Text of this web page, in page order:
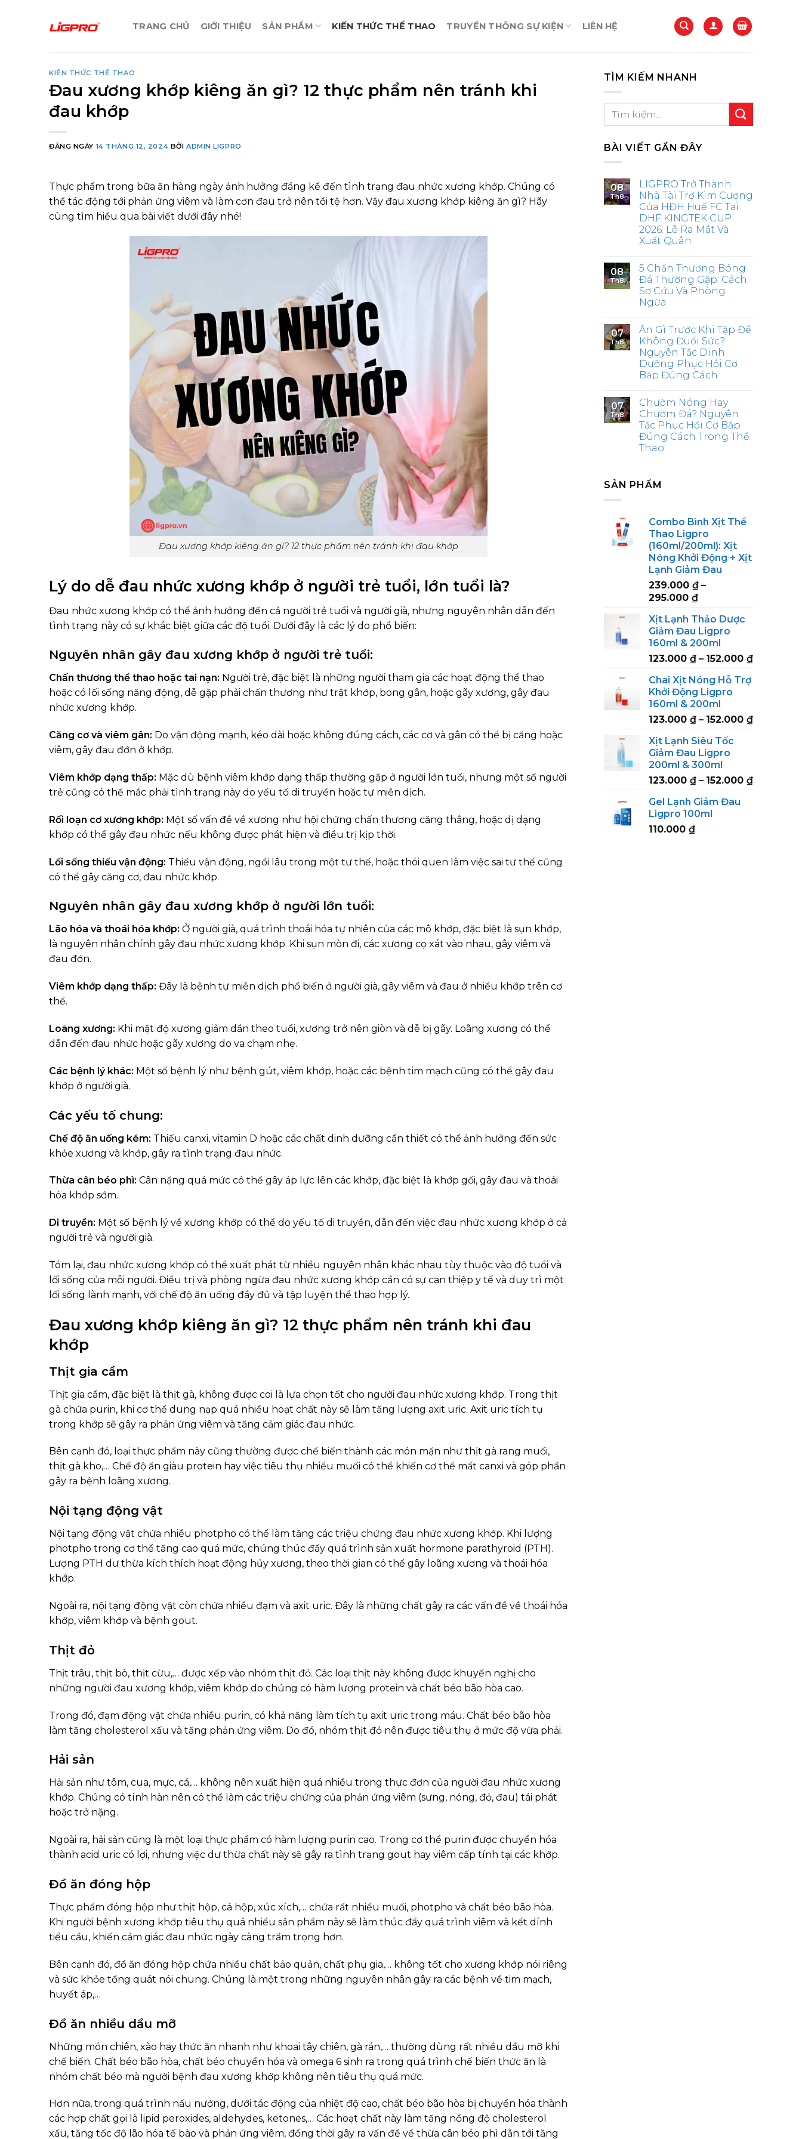
TRANG CHỦ GIỚI THIỆU SẢN PHẨM KIẾN THỨC THỂ THAO TRUYỀN THÔNG SỰ KIỆN LIÊN HỆ
KIẾN THỨC THỂ THAO
Đau xương khớp kiêng ăn gì? 12 thực phẩm nên tránh khi
đau khớp
ĐĂNG NGÀY 14 THÁNG 12, 2024 BỞI ADMIN LIGPRO
Thực phẩm trong bữa ăn hàng ngày ảnh hưởng đáng kể đến tình trạng đau nhức xương khớp. Chúng có
thể tác động tới phản ứng viêm và làm cơn đau trở nên tồi tệ hơn. Vậy đau xương khớp kiêng ăn gì? Hãy
cùng tìm hiểu qua bài viết dưới đây nhé!
Đau xương khớp kiêng ăn gì? 12 thực phẩm nên tránh khi đau khớp
Lý do dễ đau nhức xương khớp ở người trẻ tuổi, lớn tuổi là?
Đau nhức xương khớp có thể ảnh hưởng đến cả người trẻ tuổi và người già, nhưng nguyên nhân dẫn đến
tình trạng này có sự khác biệt giữa các độ tuổi. Dưới đây là các lý do phổ biến:
Nguyên nhân gây đau xương khớp ở người trẻ tuổi:
Chấn thương thể thao hoặc tai nạn: Người trẻ, đặc biệt là những người tham gia các hoạt động thể thao
hoặc có lối sống năng động, dễ gặp phải chấn thương như trật khớp, bong gân, hoặc gãy xương, gây đau
nhức xương khớp.
Căng cơ và viêm gân: Do vận động mạnh, kéo dài hoặc không đúng cách, các cơ và gân có thể bị căng hoặc
viêm, gây đau đớn ở khớp.
Viêm khớp dạng thấp: Mặc dù bệnh viêm khớp dạng thấp thường gặp ở người lớn tuổi, nhưng một số người
trẻ cũng có thể mắc phải tình trạng này do yếu tố di truyền hoặc tự miễn dịch.
Rối loạn cơ xương khớp: Một số vấn đề về xương như hội chứng chấn thương căng thẳng, hoặc dị dạng
khớp có thể gây đau nhức nếu không được phát hiện và điều trị kịp thời.
Lối sống thiếu vận động: Thiếu vận động, ngồi lâu trong một tư thế, hoặc thói quen làm việc sai tư thế cũng
có thể gây căng cơ, đau nhức khớp.
Nguyên nhân gây đau xương khớp ở người lớn tuổi:
Lão hóa và thoái hóa khớp: Ở người già, quá trình thoái hóa tự nhiên của các mô khớp, đặc biệt là sụn khớp,
là nguyên nhân chính gây đau nhức xương khớp. Khi sụn mòn đi, các xương cọ xát vào nhau, gây viêm và
đau đớn.
Viêm khớp dạng thấp: Đây là bệnh tự miễn dịch phổ biến ở người già, gây viêm và đau ở nhiều khớp trên cơ
thể.
Loãng xương: Khi mật độ xương giảm dần theo tuổi, xương trở nên giòn và dễ bị gãy. Loãng xương có thể
dẫn đến đau nhức hoặc gãy xương do va chạm nhẹ.
Các bệnh lý khác: Một số bệnh lý như bệnh gút, viêm khớp, hoặc các bệnh tim mạch cũng có thể gây đau
khớp ở người già.
Các yếu tố chung:
Chế độ ăn uống kém: Thiếu canxi, vitamin D hoặc các chất dinh dưỡng cần thiết có thể ảnh hưởng đến sức
khỏe xương và khớp, gây ra tình trạng đau nhức.
Thừa cân béo phì: Cân nặng quá mức có thể gây áp lực lên các khớp, đặc biệt là khớp gối, gây đau và thoái
hóa khớp sớm.
Di truyền: Một số bệnh lý về xương khớp có thể do yếu tố di truyền, dẫn đến việc đau nhức xương khớp ở cả
người trẻ và người già.
Tóm lại, đau nhức xương khớp có thể xuất phát từ nhiều nguyên nhân khác nhau tùy thuộc vào độ tuổi và
lối sống của mỗi người. Điều trị và phòng ngừa đau nhức xương khớp cần có sự can thiệp y tế và duy trì một
lối sống lành mạnh, với chế độ ăn uống đầy đủ và tập luyện thể thao hợp lý.
Đau xương khớp kiêng ăn gì? 12 thực phẩm nên tránh khi đau
khớp
Thịt gia cầm
Thịt gia cầm, đặc biệt là thịt gà, không được coi là lựa chọn tốt cho người đau nhức xương khớp. Trong thịt
gà chứa purin, khi cơ thể dung nạp quá nhiều hoạt chất này sẽ làm tăng lượng axit uric. Axit uric tích tụ
trong khớp sẽ gây ra phản ứng viêm và tăng cảm giác đau nhức.
Bên cạnh đó, loại thực phẩm này cũng thường được chế biến thành các món mặn như thịt gà rang muối,
thịt gà kho,… Chế độ ăn giàu protein hay việc tiêu thụ nhiều muối có thể khiến cơ thể mất canxi và góp phần
gây ra bệnh loãng xương.
Nội tạng động vật
Nội tạng động vật chứa nhiều photpho có thể làm tăng các triệu chứng đau nhức xương khớp. Khi lượng
photpho trong cơ thể tăng cao quá mức, chúng thúc đẩy quá trình sản xuất hormone parathyroid (PTH).
Lượng PTH dư thừa kích thích hoạt động hủy xương, theo thời gian có thể gây loãng xương và thoái hóa
khớp.
Ngoài ra, nội tạng động vật còn chứa nhiều đạm và axit uric. Đây là những chất gây ra các vấn đề về thoái hóa
khớp, viêm khớp và bệnh gout.
Thịt đỏ
Thịt trâu, thịt bò, thịt cừu,… được xếp vào nhóm thịt đỏ. Các loại thịt này không được khuyến nghị cho
những người đau xương khớp, viêm khớp do chúng có hàm lượng protein và chất béo bão hòa cao.
Trong đó, đạm động vật chứa nhiều purin, có khả năng làm tích tụ axit uric trong máu. Chất béo bão hòa
làm tăng cholesterol xấu và tăng phản ứng viêm. Do đó, nhóm thịt đỏ nên được tiêu thụ ở mức độ vừa phải.
Hải sản
Hải sản như tôm, cua, mực, cá,… không nên xuất hiện quá nhiều trong thực đơn của người đau nhức xương
khớp. Chúng có tính hàn nên có thể làm các triệu chứng của phản ứng viêm (sưng, nóng, đỏ, đau) tái phát
hoặc trở nặng.
Ngoài ra, hải sản cũng là một loại thực phẩm có hàm lượng purin cao. Trong cơ thể purin được chuyển hóa
thành acid uric có lợi, nhưng việc dư thừa chất này sẽ gây ra tình trạng gout hay viêm cấp tính tại các khớp.
Đồ ăn đóng hộp
Thực phẩm đóng hộp như thịt hộp, cá hộp, xúc xích,… chứa rất nhiều muối, photpho và chất béo bão hòa.
Khi người bệnh xương khớp tiêu thụ quá nhiều sản phẩm này sẽ làm thúc đẩy quá trình viêm và kết dính
tiểu cầu, khiến cảm giác đau nhức ngày càng trầm trọng hơn.
Bên cạnh đó, đồ ăn đóng hộp chứa nhiều chất bảo quản, chất phụ gia,… không tốt cho xương khớp nói riêng
và sức khỏe tổng quát nói chung. Chúng là một trong những nguyên nhân gây ra các bệnh về tim mạch,
huyết áp,…
Đồ ăn nhiều dầu mỡ
Những món chiên, xào hay thức ăn nhanh như khoai tây chiên, gà rán,… thường dùng rất nhiều dầu mỡ khi
chế biến. Chất béo bão hòa, chất béo chuyển hóa và omega 6 sinh ra trong quá trình chế biến thức ăn là
nhóm chất béo mà người bệnh đau xương khớp không nên tiêu thụ quá mức.
Hơn nữa, trong quá trình nấu nướng, dưới tác động của nhiệt độ cao, chất béo bão hòa bị chuyển hóa thành
các hợp chất gọi là lipid peroxides, aldehydes, ketones,… Các hoạt chất này làm tăng nồng độ cholesterol
xấu, tăng tốc độ lão hóa tế bào và phản ứng viêm, đồng thời gây ra vấn đề về thừa cân béo phì dẫn tới tăng
TÌM KIẾM NHANH
BÀI VIẾT GẦN ĐÂY
08
Th8
LIGPRO Trở Thành
Nhà Tài Trợ Kim Cương
Của HĐH Huế FC Tại
DHF KINGTEK CUP
2026: Lễ Ra Mắt Và
Xuất Quân
08
Th8
5 Chấn Thương Bóng
Đá Thường Gặp: Cách
Sơ Cứu Và Phòng
Ngừa
07
Th8
Ăn Gì Trước Khi Tập Để
Không Đuối Sức?
Nguyên Tắc Dinh
Dưỡng Phục Hồi Cơ
Bắp Đúng Cách
07
Th8
Chườm Nóng Hay
Chườm Đá? Nguyên
Tắc Phục Hồi Cơ Bắp
Đúng Cách Trong Thể
Thao
SẢN PHẨM
Combo Bình Xịt Thể
Thao Ligpro
(160ml/200ml): Xịt
Nóng Khởi Động + Xịt
Lạnh Giảm Đau
239.000 ₫ –
295.000 ₫Price
239.000 ₫
through
295.000 ₫
Xịt Lạnh Thảo Dược
Giảm Đau Ligpro
160ml & 200ml
123.000 ₫ – 152.000 ₫Price
Chai Xịt Nóng Hỗ Trợ
Khởi Động Ligpro
160ml & 200ml
123.000 ₫ – 152.000 ₫Price
Xịt Lạnh Siêu Tốc
Giảm Đau Ligpro
200ml & 300ml
123.000 ₫ – 152.000 ₫Price
Gel Lạnh Giảm Đau
Ligpro 100ml
110.000 ₫